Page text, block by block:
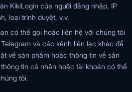
KikiLogin của người đăng nhập, IP
loại trình duyệt, v.v.
có thể gọi hoặc liên hệ với chúng tôi
và các kênh liên lạc khác để
về sản phẩm hoặc thông tin về sản
tin cá nhân hoặc tài khoản có thể
tôi.